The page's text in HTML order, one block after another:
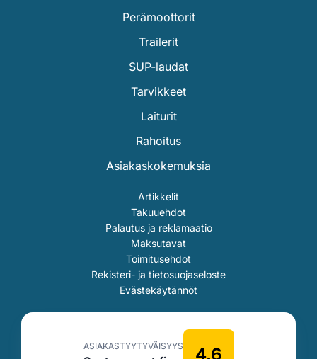
Perämoottorit
Trailerit
SUP-laudat
Tarvikkeet
Laiturit
Rahoitus
Asiakaskokemuksia
Artikkelit
Takuuehdot
Palautus ja reklamaatio
Maksutavat
Toimitusehdot
Rekisteri- ja tietosuojaseloste
Evästekäytännöt
ASIAKASTYYTYVÄISYYS 4.6